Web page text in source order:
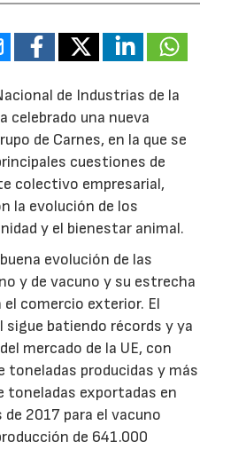
de Industrias de la
celebrado una nueva
de Carnes, en la que se
cuestiones de
colectivo empresarial,
la evolución de los
y el bienestar animal.
evolución de las
y de vacuno y su estrecha
comercio exterior. El
sigue batiendo récords y ya
mercado de la UE, con
toneladas producidas y más
toneladas exportadas en
2017 para el vacuno
de 641.000